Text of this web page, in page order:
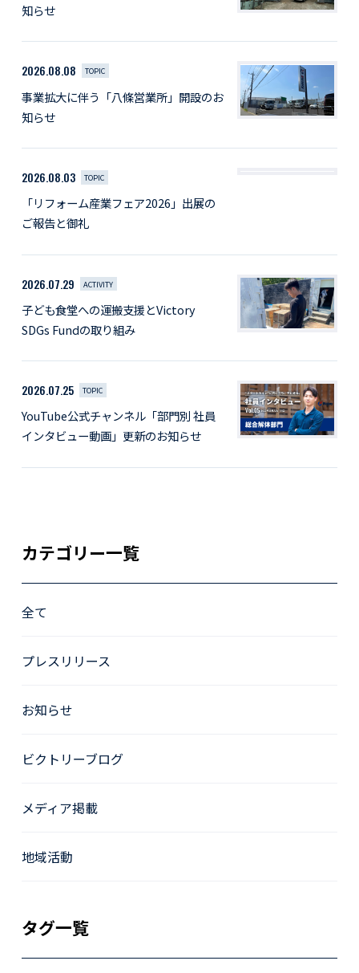
知らせ
2026.08.08 TOPIC
事業拡大に伴う「八條営業所」開設のお
知らせ
2026.08.03 TOPIC
「リフォーム産業フェア2026」出展の
ご報告と御礼
2026.07.29 ACTIVITY
子ども食堂への運搬支援とVictory
SDGs Fundの取り組み
2026.07.25 TOPIC
YouTube公式チャンネル「部門別 社員
インタビュー動画」更新のお知らせ
カテゴリー一覧
全て
プレスリリース
お知らせ
ビクトリーブログ
メディア掲載
地域活動
タグ一覧